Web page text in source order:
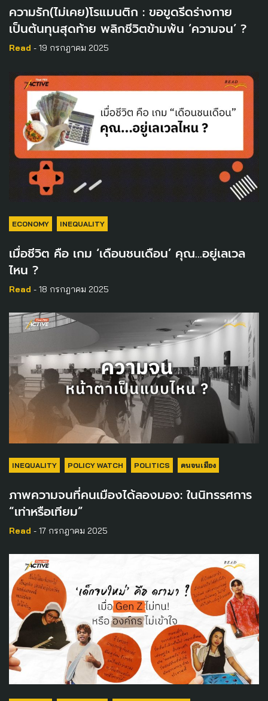
ความรัก(ไม่เคย)โรแมนติก : ขอขูดรีดร่างกาย
เป็นต้นทุนสุดท้าย พลิกชีวิตข้ามพ้น ‘ความจน’ ?
Read - 19 กรกฎาคม 2025
ECONOMY INEQUALITY
เมื่อชีวิต คือ เกม ‘เดือนชนเดือน’ คุณ…อยู่เลเวล
ไหน ?
Read - 18 กรกฎาคม 2025
INEQUALITY POLICY WATCH POLITICS คนจนเมือง
ภาพความจนที่คนเมืองได้ลองมอง: ในนิทรรศการ
“เท่าหรือเทียม”
Read - 17 กรกฎาคม 2025